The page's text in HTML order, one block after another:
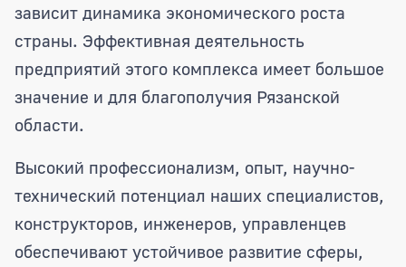
зависит динамика экономического роста
страны. Эффективная деятельность
предприятий этого комплекса имеет большое
значение и для благополучия Рязанской
области.
Высокий профессионализм, опыт, научно-
технический потенциал наших специалистов,
конструкторов, инженеров, управленцев
обеспечивают устойчивое развитие сферы,